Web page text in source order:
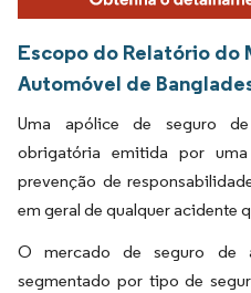
Escopo do Relatório do
Automóvel de
Uma apólice de seguro
obrigatória emitida por
prevenção de
em geral de qualquer acidente
O mercado de seguro de
segmentado por tipo de